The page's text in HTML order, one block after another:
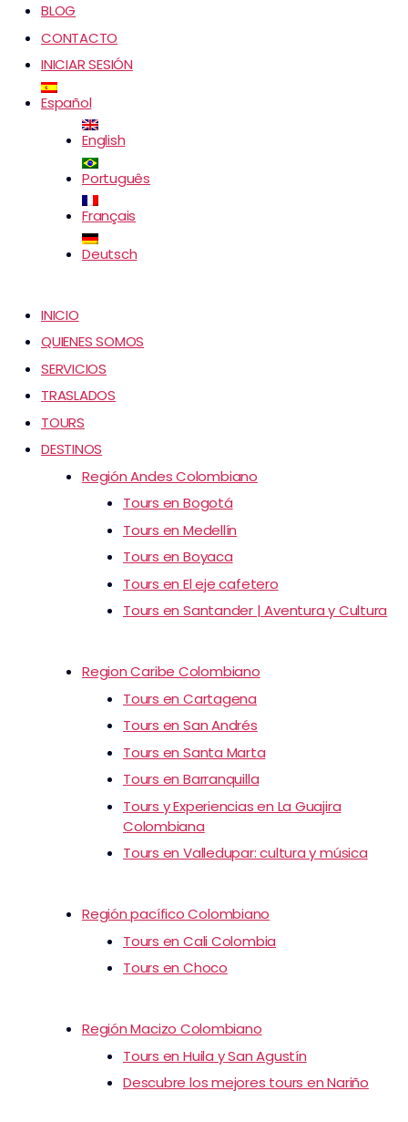
BLOG
CONTACTO
INICIAR SESIÓN
Español
English
Português
Français
Deutsch
INICIO
QUIENES SOMOS
SERVICIOS
TRASLADOS
TOURS
DESTINOS
Región Andes Colombiano
Tours en Bogotá
Tours en Medellín
Tours en Boyaca
Tours en El eje cafetero
Tours en Santander | Aventura y Cultura
Region Caribe Colombiano
Tours en Cartagena
Tours en San Andrés
Tours en Santa Marta
Tours en Barranquilla
Tours y Experiencias en La Guajira
Colombiana
Tours en Valledupar: cultura y música
Región pacífico Colombiano
Tours en Cali Colombia
Tours en Choco
Región Macizo Colombiano
Tours en Huila y San Agustín
Descubre los mejores tours en Nariño